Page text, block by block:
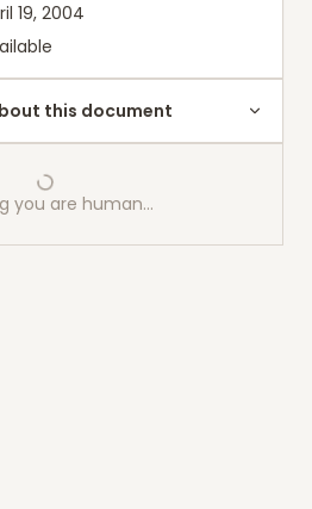
19, 2004
this document
you are human…